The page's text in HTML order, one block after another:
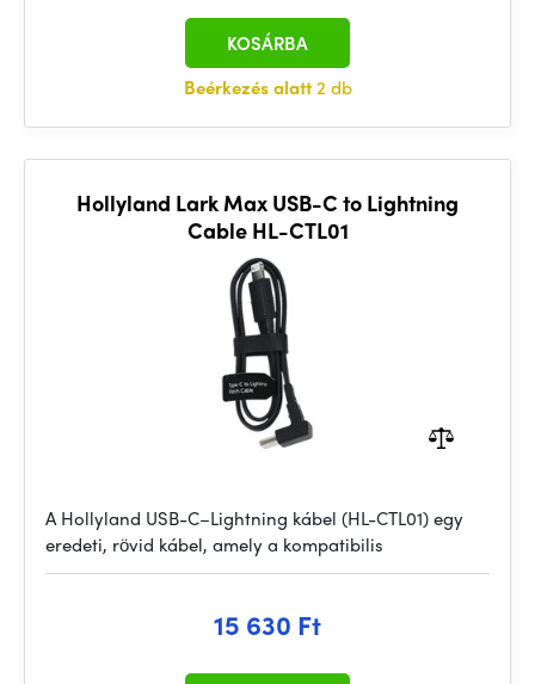
Beérkezés alatt2 db
KOSÁRBA
Hollyland Lark Max USB-C to Lightning
Cable HL-CTL01
A Hollyland USB-C–Lightning kábel (HL-CTL01) egy
eredeti, rövid kábel, amely a kompatibilis
15 630 Ft